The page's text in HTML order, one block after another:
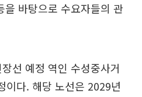
바탕으로 수요자들의 관
선 예정 역인 수성중사거
이다. 해당 노선은 2029년